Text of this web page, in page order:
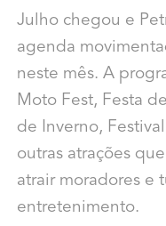
Julho chegou e
agenda
neste mês. A
Moto Fest, Festa
de Inverno,
outras atrações
atrair moradores e
entretenimento.